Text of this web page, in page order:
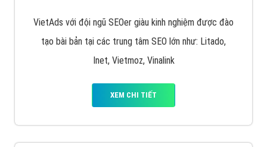
VietAds với đội ngũ SEOer giàu kinh nghiệm được đào
tạo bài bản tại các trung tâm SEO lớn như: Litado,
Inet, Vietmoz, Vinalink
XEM CHI TIẾT